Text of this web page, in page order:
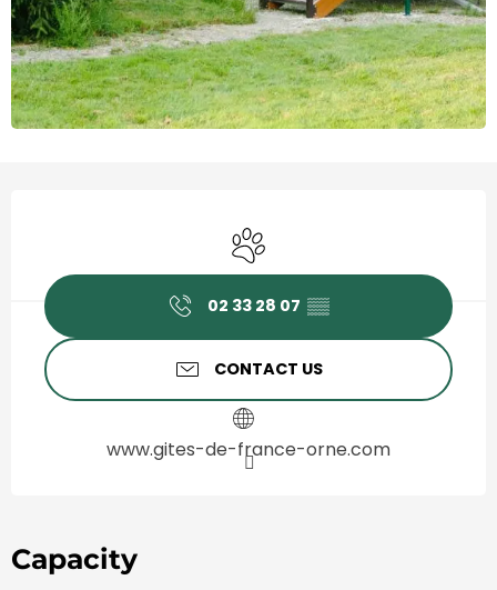
Animals accepted
02 33 28 07 ▒▒
CONTACT US
www.gites-de-france-orne.com
Capacity